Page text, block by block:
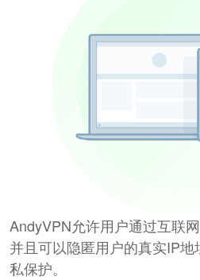
AndyVPN允许用户通过互联
并且可以隐匿用户的真实IP
私保护。